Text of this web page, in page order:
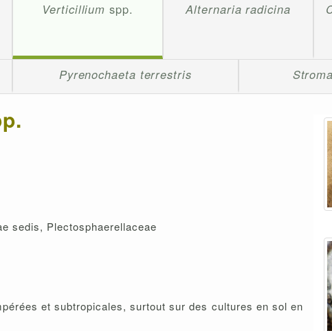
Verticillium spp. Alternaria radicina
Pyrenochaeta terrestris
sedis, Plectosphaerellaceae
et subtropicales, surtout sur des cultures en sol en